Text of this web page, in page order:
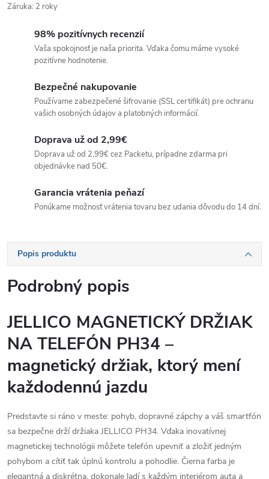
Záruka: 2 roky
98% pozitívnych recenzií
Vaša spokojnosť je naša priorita. Vďaka čomu máme vysoké
pozitívne hodnotenie.
Bezpečné nakupovanie
Používame zabezpečené šifrovanie (SSL certifikát) pre ochranu
vašich osobných údajov a platobných informácií.
Doprava už od 2,99€
Doprava už od 2,99€ cez Packetu, prípadne zdarma pri
objednávke nad 50€.
Garancia vrátenia peňazí
Ponúkame možnosť vrátenia tovaru bez udania dôvodu do 14 dní.
Popis produktu
Podrobný popis
JELLICO MAGNETICKÝ DRŽIAK
NA TELEFÓN PH34 –
magnetický držiak, ktorý mení
každodennú jazdu
Predstavte si ráno v meste: pohyb, dopravné zápchy a váš smartfón
sa bezpečne drží držiaka JELLICO PH34. Vďaka inovatívnej
magnetickej technológii môžete telefón upevniť a zložiť jedným
pohybom a cítiť tak úplnú kontrolu a pohodlie. Čierna farba je
elegantná a diskrétna, dokonale ladí s každým interiérom auta a